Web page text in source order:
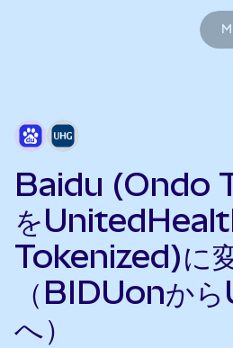
Baidu (Ondo
を
Tokenized)に
（BIDUonか
へ）